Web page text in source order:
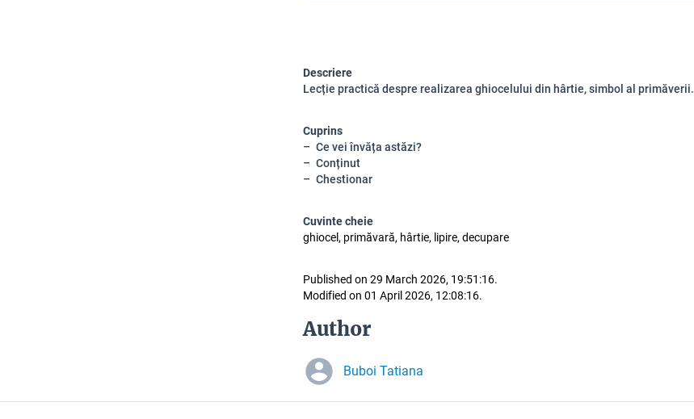
Descriere
Lecție practică despre realizarea ghiocelului din hârtie, simbol al primăverii.
Cuprins
Ce vei învăța astăzi?
Conținut
Chestionar
Cuvinte cheie
ghiocel, primăvară, hârtie, lipire, decupare
Published on 29 March 2026, 19:51:16.
Modified on 01 April 2026, 12:08:16.
Author
Buboi Tatiana